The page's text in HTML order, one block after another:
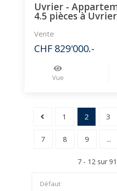
Uvrier -
4.5 pièces à Uvrier
Vente
CHF 829'000.-
Vue
1 2 3
7 8 9 ...
7 - 12 sur